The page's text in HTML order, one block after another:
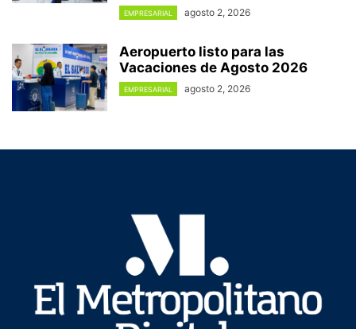
EMPRESARIAL agosto 2, 2026
Aeropuerto listo para las
Vacaciones de Agosto 2026
EMPRESARIAL agosto 2, 2026